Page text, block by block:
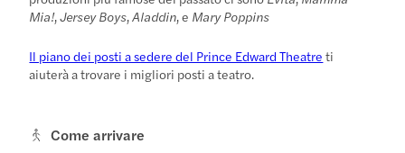
Mia!,Jersey Boys,Aladdin, e Mary Poppins
Il piano dei posti a sedere del Prince Edward Theatre ti
aiuterà a trovare i migliori posti a teatro.
Come arrivare